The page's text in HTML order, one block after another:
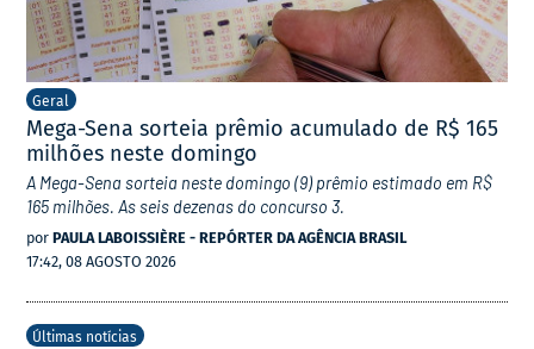
Geral
Mega-Sena sorteia prêmio acumulado de R$ 165
milhões neste domingo
A Mega-Sena sorteia neste domingo (9) prêmio estimado em R$
165 milhões. As seis dezenas do concurso 3.
por PAULA LABOISSIÈRE - REPÓRTER DA AGÊNCIA BRASIL
17:42, 08 AGOSTO 2026
Últimas notícias